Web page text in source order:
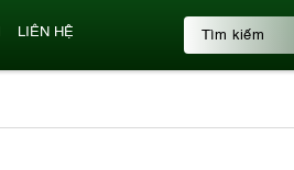
LIÊN HỆ